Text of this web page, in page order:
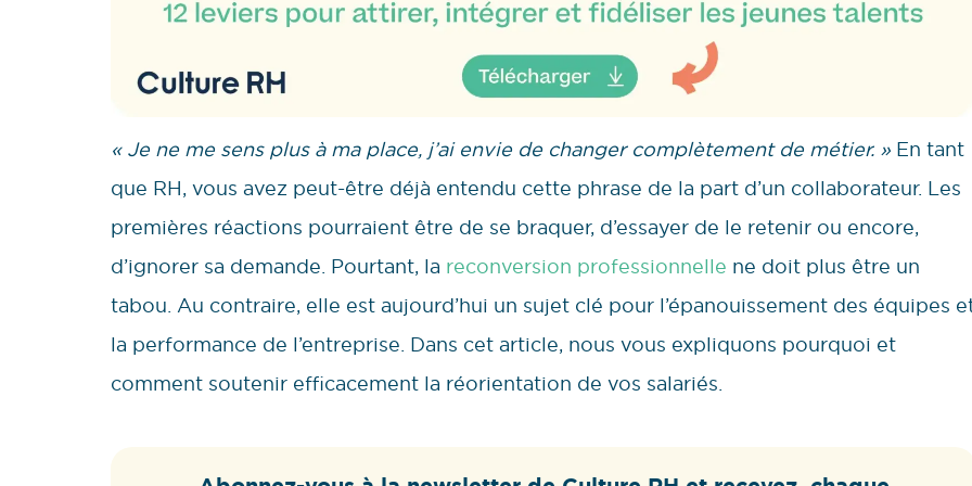
« Je ne me sens plus à ma place, j’ai envie de changer complètement de métier. » En tant
que RH, vous avez peut-être déjà entendu cette phrase de la part d’un collaborateur. Les
premières réactions pourraient être de se braquer, d’essayer de le retenir ou encore,
d’ignorer sa demande. Pourtant, la reconversion professionnelle ne doit plus être un
tabou. Au contraire, elle est aujourd’hui un sujet clé pour l’épanouissement des équipes
la performance de l’entreprise. Dans cet article, nous vous expliquons pourquoi et
comment soutenir efficacement la réorientation de vos salariés.